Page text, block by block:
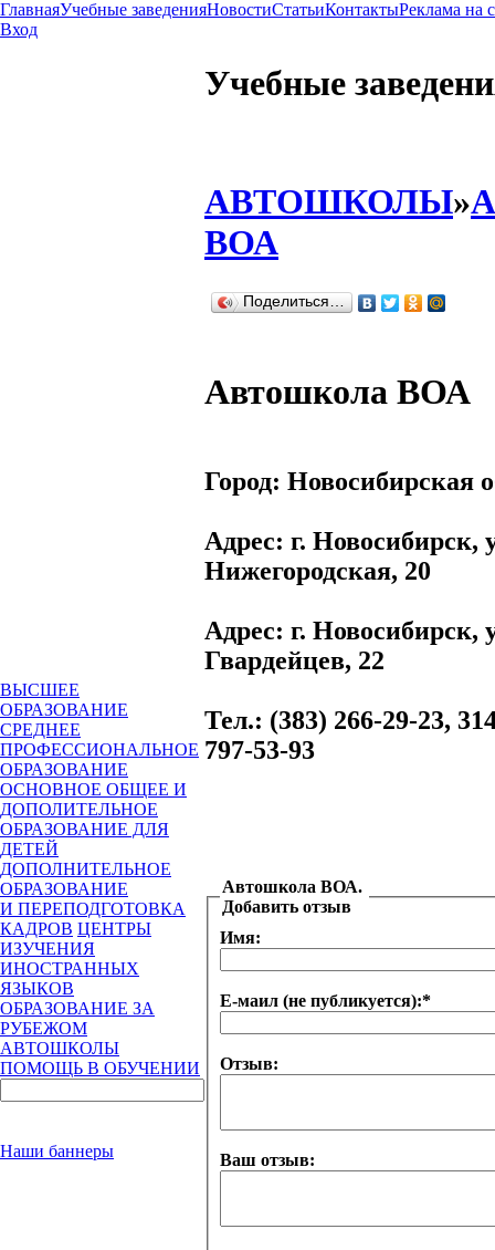
ГлавнаяУчебные заведенияНовостиСтатьиКонтактыРеклама на
Вход
ВЫСШЕЕ
ОБРАЗОВАНИЕ
СРЕДНЕЕ
ПРОФЕССИОНАЛЬНОЕ
ОБРАЗОВАНИЕ
ОСНОВНОЕ ОБЩЕЕ И
ДОПОЛИТЕЛЬНОЕ
ОБРАЗОВАНИЕ ДЛЯ
ДЕТЕЙ
ДОПОЛНИТЕЛЬНОЕ
ОБРАЗОВАНИЕ
И ПЕРЕПОДГОТОВКА
КАДРОВ ЦЕНТРЫ
ИЗУЧЕНИЯ
ИНОСТРАННЫХ
ЯЗЫКОВ
ОБРАЗОВАНИЕ ЗА
РУБЕЖОМ
АВТОШКОЛЫ
ПОМОЩЬ В ОБУЧЕНИИ
Наши баннеры
Учебные
АВТОШКОЛЫ»
ВОА
Поделиться…
Автошкола ВОА
Город: Новосибирская
Адрес: г. Новосибирск,
Нижегородская, 20
Адрес: г. Новосибирск,
Гвардейцев, 22
Тел.: (383) 266-29-23,
797-53-93
Автошкола ВОА.
Добавить отзыв
Имя:
Е-маил (не публикуется):*
Отзыв:
Ваш отзыв: